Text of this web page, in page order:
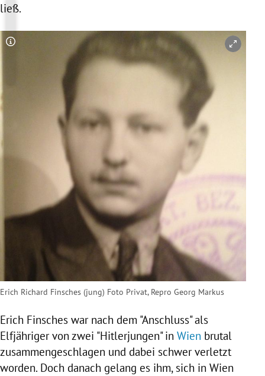
ließ.
Copyright-Hinweis öffnen/schließen
Erich Richard Finsches (jung) Foto Privat, Repro Georg Markus
Erich Finsches war nach dem "Anschluss" als
Elfjähriger von zwei "Hitlerjungen" in Wien brutal
zusammengeschlagen und dabei schwer verletzt
worden. Doch danach gelang es ihm, sich in Wien